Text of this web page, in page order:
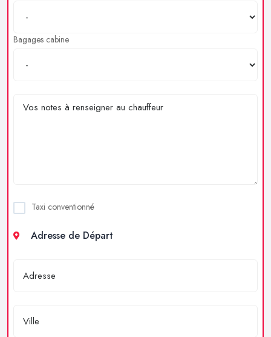
Bagages cabine
Taxi conventionné
Adresse de Départ